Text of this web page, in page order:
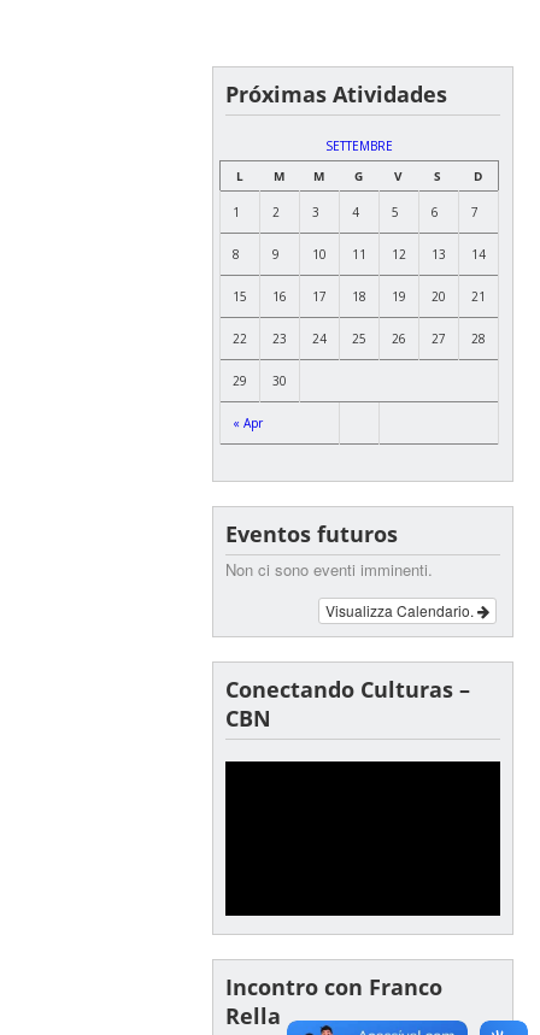
Próximas Atividades
SETTEMBRE
L
M M G V S D
« Apr
1 2 3 4 5 6 7
8 9 10 11 12 13 14
15 16 17 18 19 20 21
22 23 24 25 26 27 28
29 30
Eventos futuros
Non ci sono eventi imminenti.
Visualizza Calendario.
Conectando Culturas –
CBN
Incontro con Franco
Rella